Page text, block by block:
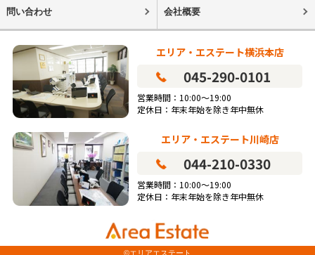
問い合わせ 会社概要
エリア・エステート横浜本店
045-290-0101
営業時間：10:00～19:00
定休日：年末年始を除き年中無休
エリア・エステート川崎店
044-210-0330
営業時間：10:00～19:00
定休日：年末年始を除き年中無休
©エリアエステート